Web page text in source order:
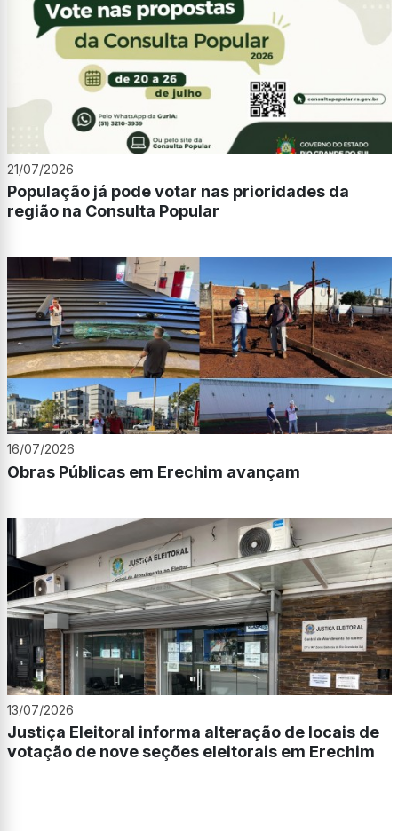
21/07/2026
População já pode votar nas prioridades da
região na Consulta Popular
16/07/2026
Obras Públicas em Erechim avançam
13/07/2026
Justiça Eleitoral informa alteração de locais de
votação de nove seções eleitorais em Erechim